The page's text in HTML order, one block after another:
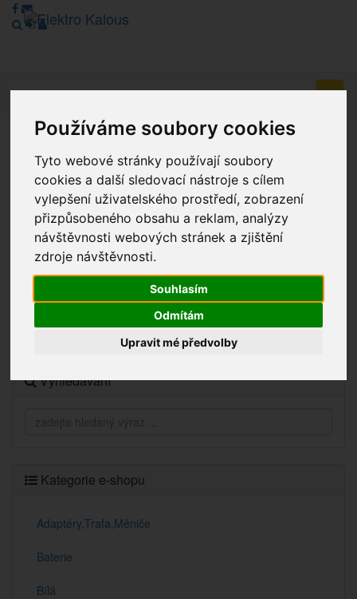
Používáme soubory cookies
Tyto webové stránky používají soubory
cookies a další sledovací nástroje s cílem
vylepšení uživatelského prostředí, zobrazení
přizpůsobeného obsahu a reklam, analýzy
návštěvnosti webových stránek a zjištění
zdroje návštěvnosti.
Souhlasím
Odmítám
Upravit mé předvolby
Vážení zákazníci, v tuto chvíli je Náš internetový obchod v
režimu Katalogu. Objednávky on-line nyní nelze vyřídit.
Děkujeme za pochopení.
Výprodej
Vyhledávání
Kategorie e-shopu
Adaptéry,Trafa,Měniče
Baterie
Bílá